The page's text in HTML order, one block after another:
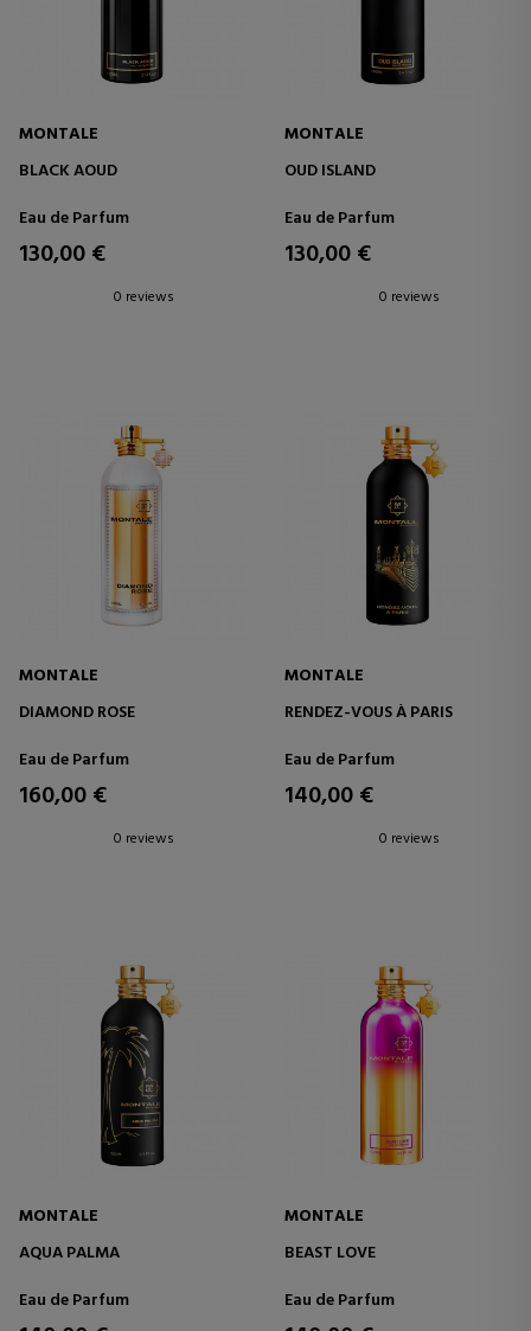
MONTALE
BLACK AOUD
Eau de Parfum
130,00 €
0 reviews
MONTALE
OUD ISLAND
Eau de Parfum
130,00 €
0 reviews
MONTALE
DIAMOND ROSE
Eau de Parfum
160,00 €
0 reviews
MONTALE
RENDEZ-VOUS À PARIS
Eau de Parfum
140,00 €
0 reviews
MONTALE
AQUA PALMA
Eau de Parfum
MONTALE
BEAST LOVE
Eau de Parfum